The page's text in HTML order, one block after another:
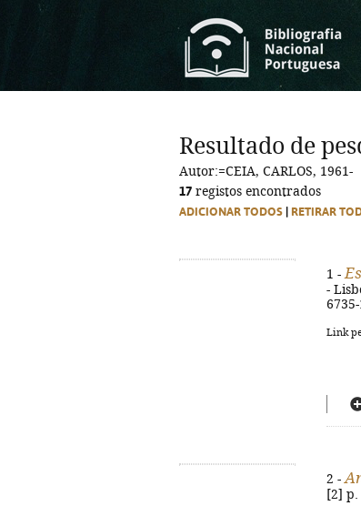
Resultado de
Autor:=CEIA, CARLOS, 1961-
17 registos encontrados
ADICIONAR TODOS RETIRAR
1 -
-
6735-
Link
2 -
[2] p.